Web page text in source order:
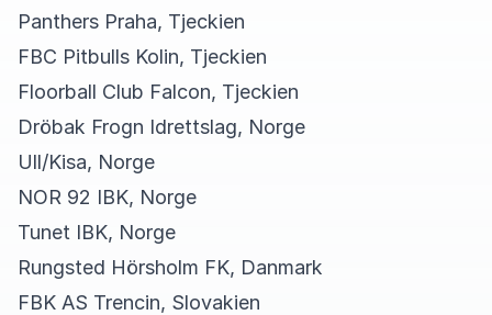
Panthers Praha, Tjeckien
FBC Pitbulls Kolin, Tjeckien
Floorball Club Falcon, Tjeckien
Dröbak Frogn Idrettslag, Norge
Ull/Kisa, Norge
NOR 92 IBK, Norge
Tunet IBK, Norge
Rungsted Hörsholm FK, Danmark
FBK AS Trencin, Slovakien